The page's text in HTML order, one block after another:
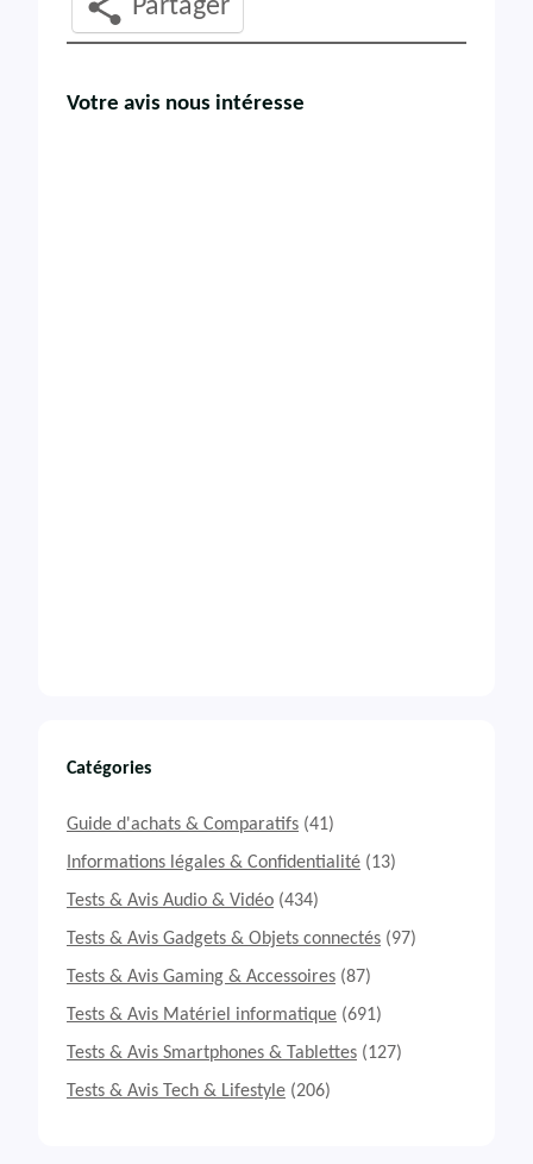
Partager
Votre avis nous intéresse
Catégories
Guide d'achats & Comparatifs (41)
Informations légales & Confidentialité (13)
Tests & Avis Audio & Vidéo (434)
Tests & Avis Gadgets & Objets connectés (97)
Tests & Avis Gaming & Accessoires (87)
Tests & Avis Matériel informatique (691)
Tests & Avis Smartphones & Tablettes (127)
Tests & Avis Tech & Lifestyle (206)